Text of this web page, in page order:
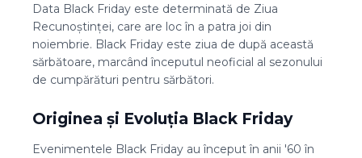
Data Black Friday este determinată de Ziua
Recunoștinței, care are loc în a patra joi din
noiembrie. Black Friday este ziua de după această
sărbătoare, marcând începutul neoficial al sezonului
de cumpărături pentru sărbători.
Originea și Evoluția Black Friday
Evenimentele Black Friday au început în anii '60 în